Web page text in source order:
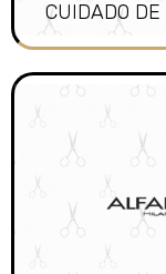
CUIDADO